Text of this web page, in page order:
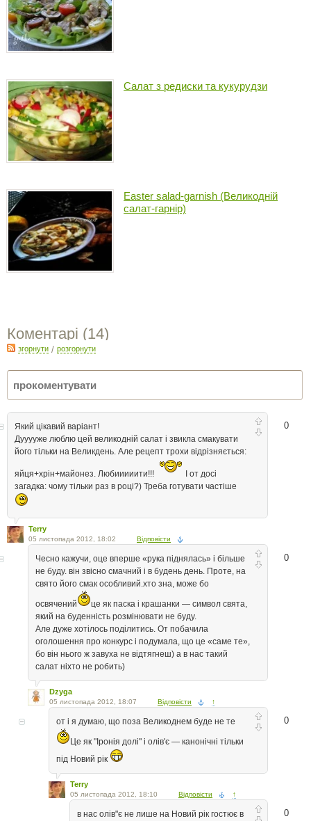
Салат з редиски та кукурудзи
Easter salad-garnish (Великодній
салат-гарнір)
Коментарі (14)
згорнути / розгорнути
0
Який цікавий варіант!
Дууууже люблю цей великодній салат і звикла смакувати
його тільки на Великдень. Але рецепт трохи відрізняється:
яйця+хрін+майонез. Любииииити!!!
І от досі
загадка: чому тільки раз в році?) Треба готувати частіше
Terry
05 листопада 2012, 18:02 Відповісти
0
Чесно кажучи, оце вперше «рука піднялась» і більше
не буду. він звісно смачний і в будень день. Проте, на
свято його смак особливий.хто зна, може бо
освячений
це як паска і крашанки — символ свята,
який на буденність розмінювати не буду.
Але дуже хотілось поділитись. От побачила
оголошення про конкурс і подумала, що це «саме те»,
бо він нього ж завуха не відтягнеш) а в нас такий
салат ніхто не робить)
Dzyga
05 листопада 2012, 18:07 Відповісти ↑
0
от і я думаю, що поза Великоднем буде не те
Це як "Іронія долі" і олів'є — канонічні тільки
під Новий рік
Terry
05 листопада 2012, 18:10 Відповісти ↑
0
в нас олів"є не лише на Новий рік гостює в